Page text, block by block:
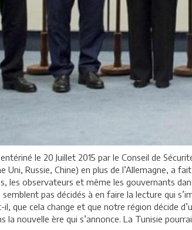
le 20 Juillet 2015 par le Conseil de
Uni, Russie, Chine) en plus de l’Allemagne, a
les observateurs et même les gouvernants
pas décidés à en faire la lecture qui
que cela change et que notre région décide
la nouvelle ère qui s’annonce. La Tunisie